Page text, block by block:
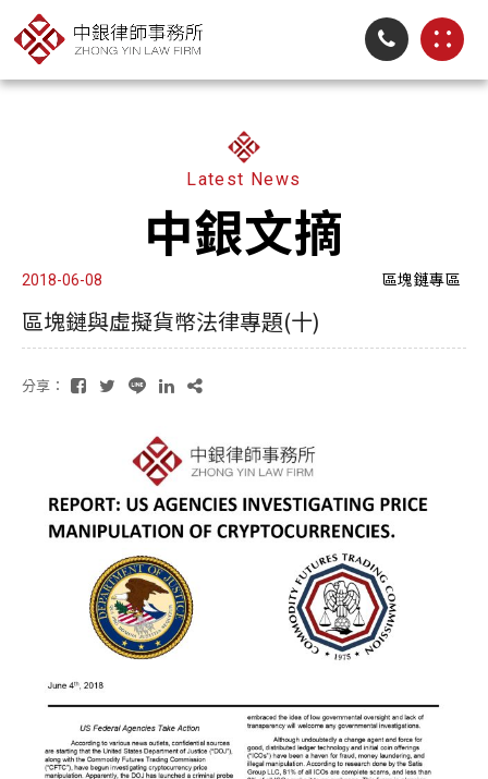
Latest News
中銀文摘
2018-06-08 區塊鏈專區
區塊鏈與虛擬貨幣法律專題(十)
分享：